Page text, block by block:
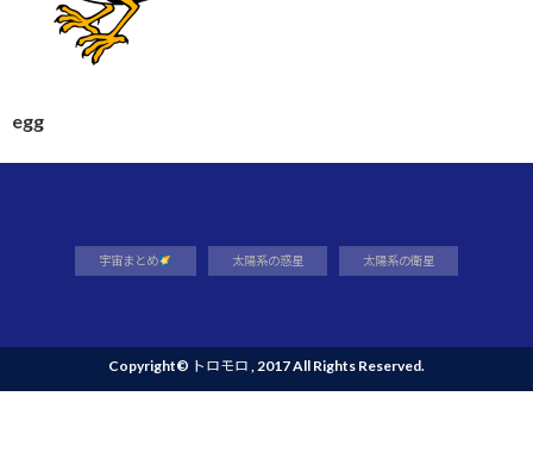
egg
宇宙まとめ 太陽系の惑星 太陽系の衛星
Copyright© トロモロ , 2017 All Rights Reserved.